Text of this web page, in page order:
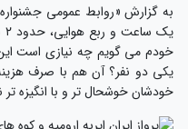
گزارش «روابط عمومی جشنواره
یک
می گویم چه نیازی است این
دو نفر؟ آن هم با صرف
خوشحال تر و با انگیزه تر